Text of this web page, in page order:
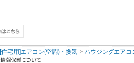
[住宅用]エアコン(空調)・換気 ハウジングエアコ